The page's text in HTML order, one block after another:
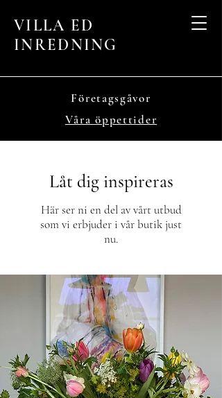
VILLA ED
INREDNING
Företagsgåvor
Våra öppettider
Låt dig inspireras
Här ser ni en del av vårt utbud
som vi erbjuder i vår butik just
nu.